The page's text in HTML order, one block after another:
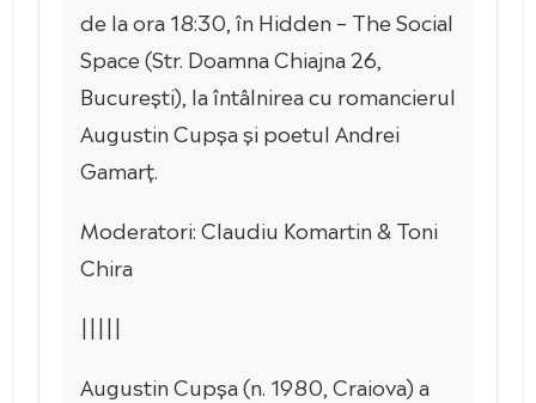
de la ora 18:30, în Hidden – The Social
Space (Str. Doamna Chiajna 26,
București), la întâlnirea cu romancierul
Augustin Cupșa și poetul Andrei
Gamarț.
Moderatori: Claudiu Komartin & Toni
Chira
|||||
Augustin Cupșa (n. 1980, Craiova) a